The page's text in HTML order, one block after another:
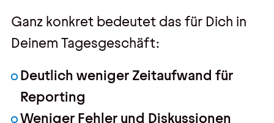
Ganz konkret bedeutet das für Dich in
Deinem Tagesgeschäft:
Deutlich weniger Zeitaufwand für
Reporting
Weniger Fehler und Diskussionen